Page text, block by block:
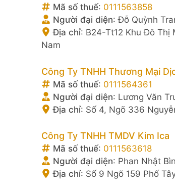
Mã số thuế: 0111563858
Người đại diện:Đỗ Quỳnh
Địa chỉ: B24-Tt12 Khu Đô Thị
Nam
Công Ty TNHH Thương Mại
Mã số thuế: 0111564361
Người đại diện: Lương Văn
Địa chỉ: Số 4, Ngõ 336
Công Ty TNHH TMDV Kim Ica
Mã số thuế: 0111563618
Người đại diện: Phan Nhật
Địa chỉ: Số 9 Ngõ 159 Phố